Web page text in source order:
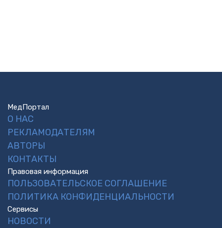
МедПортал
О НАС
РЕКЛАМОДАТЕЛЯМ
АВТОРЫ
КОНТАКТЫ
Правовая информация
ПОЛЬЗОВАТЕЛЬСКОЕ СОГЛАШЕНИЕ
ПОЛИТИКА КОНФИДЕНЦИАЛЬНОСТИ
Сервисы
НОВОСТИ